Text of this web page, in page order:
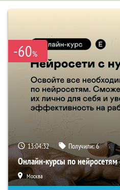
-60%
13:04:31 Получили:6
Онлайн-курсы по
Москва